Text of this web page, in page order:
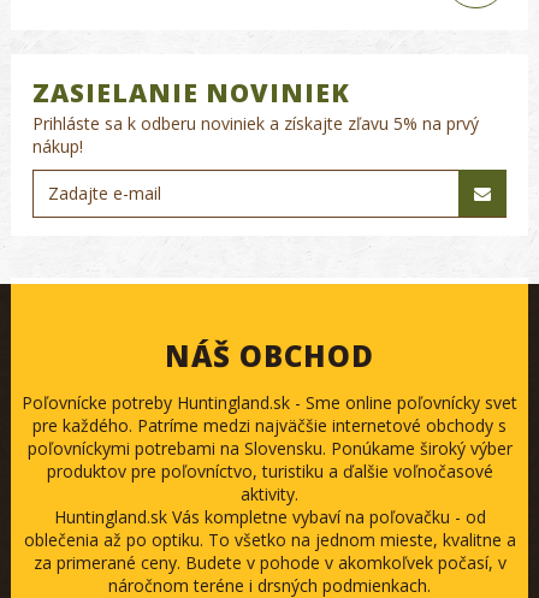
ZASIELANIE NOVINIEK
Prihláste sa k odberu noviniek a získajte zľavu 5% na prvý
nákup!
NÁŠ OBCHOD
Poľovnícke potreby Huntingland.sk - Sme online poľovnícky svet
pre každého. Patríme medzi najväčšie internetové obchody s
poľovníckymi potrebami na Slovensku. Ponúkame široký výber
produktov pre poľovníctvo, turistiku a ďalšie voľnočasové
aktivity.
Huntingland.sk Vás kompletne vybaví na poľovačku - od
oblečenia až po optiku. To všetko na jednom mieste, kvalitne a
za primerané ceny. Budete v pohode v akomkoľvek počasí, v
náročnom teréne i drsných podmienkach.